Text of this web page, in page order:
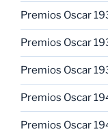
Premios Oscar
Premios Oscar
Premios Oscar
Premios Oscar
Premios Oscar